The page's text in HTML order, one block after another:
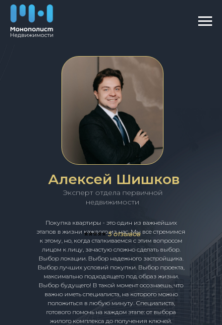
Покупка квартиры - это один из важнейших
этапов в жизни каждого из нас. Мы все стремимся
к этому, но, когда сталкиваемся с этим вопросом
лицом к лицу, зачастую сложно сделать выбор.
Выбор локации. Выбор надежного застройщика.
Выбор лучших условий покупки. Выбор проекта,
максимально подходящего под образ жизни.
Выбор будущего! В такой момент осознаешь, что
важно иметь специалиста, на которого можно
положиться в любую минуту. Специалиста,
готового помочь на каждом этапе: от выбора
жилого комплекса до получения ключей.
Алексей Шишков
Эксперт отдела первичной
недвижимости
⭐️⭐️⭐️⭐️⭐️5 отзывов